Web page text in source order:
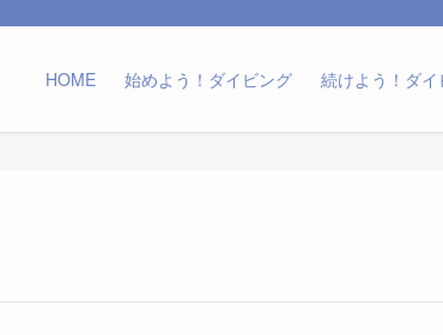
HOME 始めよう！ダイビング 続けよう！ダ